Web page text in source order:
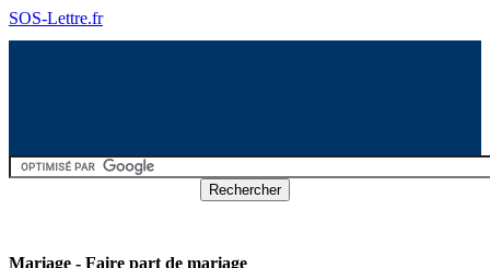
SOS-Lettre.fr
Mariage - Faire part de mariage